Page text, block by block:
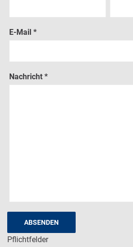
E-Mail *
Nachricht *
ABSENDEN
Pflichtfelder